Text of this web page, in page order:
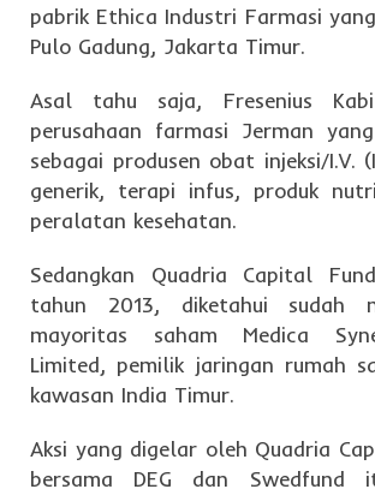
pabrik Ethica Industri Farmasi
Pulo Gadung, Jakarta Timur.
Asal tahu saja, Fresenius
perusahaan farmasi Jerman
sebagai produsen obat injeksi/I.V.
generik, terapi infus, produk
peralatan kesehatan.
Sedangkan Quadria Capital
tahun 2013, diketahui sudah
mayoritas saham Medica
Limited, pemilik jaringan rumah
kawasan India Timur.
Aksi yang digelar oleh Quadria
bersama DEG dan Swedfund